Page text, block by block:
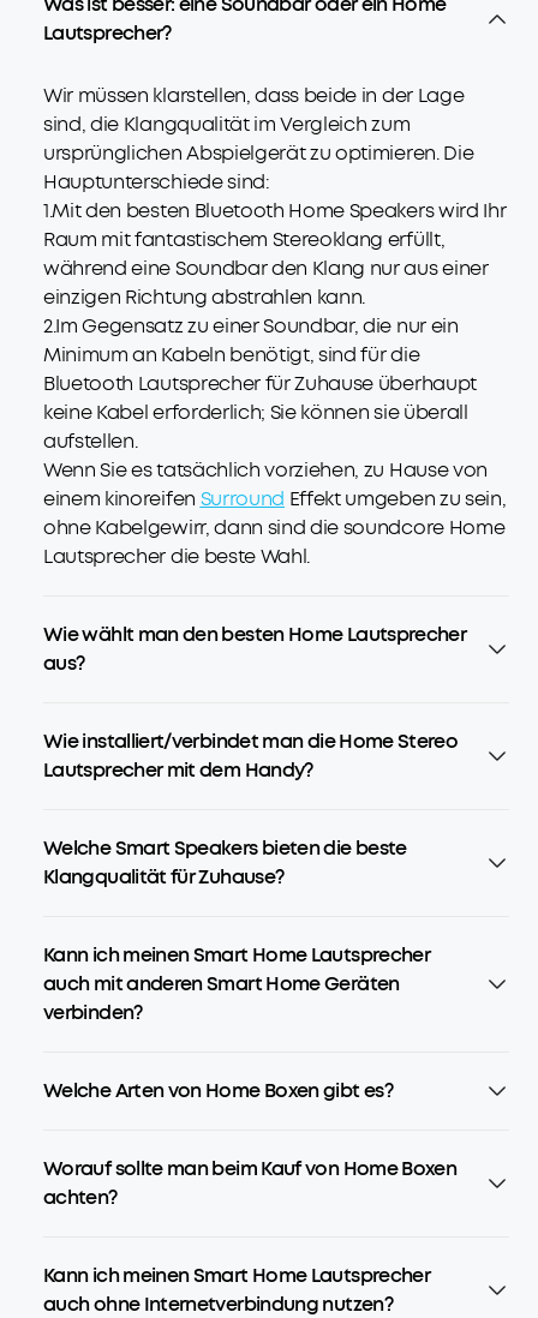
Lautsprecher?
Wir müssen klarstellen, dass beide in der Lage
sind, die Klangqualität im Vergleich zum
ursprünglichen Abspielgerät zu optimieren. Die
Hauptunterschiede sind:
1.Mit den besten Bluetooth Home Speakers wird Ihr
Raum mit fantastischem Stereoklang erfüllt,
während eine Soundbar den Klang nur aus einer
einzigen Richtung abstrahlen kann.
2.Im Gegensatz zu einer Soundbar, die nur ein
Minimum an Kabeln benötigt, sind für die
Bluetooth Lautsprecher für Zuhause überhaupt
keine Kabel erforderlich; Sie können sie überall
aufstellen.
Wenn Sie es tatsächlich vorziehen, zu Hause von
einem kinoreifen Surround Effekt umgeben zu sein,
ohne Kabelgewirr, dann sind die soundcore Home
Lautsprecher die beste Wahl.
Wie wählt man den besten Home Lautsprecher
aus?
Wie installiert/verbindet man die Home Stereo
Lautsprecher mit dem Handy?
Welche Smart Speakers bieten die beste
Klangqualität für Zuhause?
Kann ich meinen Smart Home Lautsprecher
auch mit anderen Smart Home Geräten
verbinden?
Welche Arten von Home Boxen gibt es?
Worauf sollte man beim Kauf von Home Boxen
achten?
Kann ich meinen Smart Home Lautsprecher
auch ohne Internetverbindung nutzen?